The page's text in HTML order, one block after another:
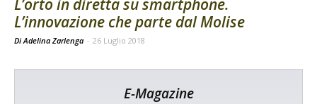
L’orto in diretta su smartphone.
L’innovazione che parte dal Molise
Di Adelina Zarlenga - 26 Luglio 2018
E-Magazine